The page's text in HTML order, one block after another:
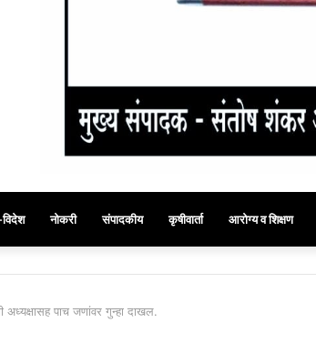
नोकरी संपादकीय कृषीवार्ता आरोग्य व शिक्षण
अध्यक्षासह पाच जणांवर गुन्हा दाखल.